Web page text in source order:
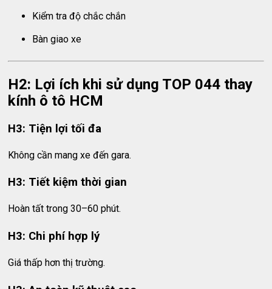
Kiểm tra độ chắc chắn
Bàn giao xe
H2: Lợi ích khi sử dụng TOP 044 thay
kính ô tô HCM
H3: Tiện lợi tối đa
Không cần mang xe đến gara.
H3: Tiết kiệm thời gian
Hoàn tất trong 30–60 phút.
H3: Chi phí hợp lý
Giá thấp hơn thị trường.